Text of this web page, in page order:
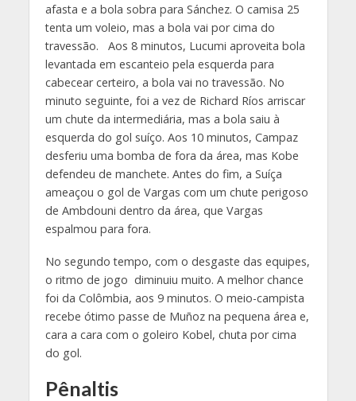
afasta e a bola sobra para Sánchez. O camisa 25
tenta um voleio, mas a bola vai por cima do
travessão. Aos 8 minutos, Lucumi aproveita bola
levantada em escanteio pela esquerda para
cabecear certeiro, a bola vai no travessão. No
minuto seguinte, foi a vez de Richard Ríos arriscar
um chute da intermediária, mas a bola saiu à
esquerda do gol suíço. Aos 10 minutos, Campaz
desferiu uma bomba de fora da área, mas Kobe
defendeu de manchete. Antes do fim, a Suíça
ameaçou o gol de Vargas com um chute perigoso
de Ambdouni dentro da área, que Vargas
espalmou para fora.
No segundo tempo, com o desgaste das equipes,
o ritmo de jogo diminuiu muito. A melhor chance
foi da Colômbia, aos 9 minutos. O meio-campista
recebe ótimo passe de Muñoz na pequena área e,
cara a cara com o goleiro Kobel, chuta por cima
do gol.
Pênaltis